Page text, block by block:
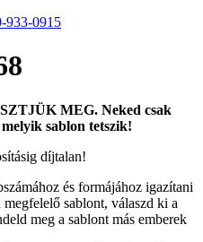
933-0915
MEG. Neked csak
sablon tetszik!
díjtalan!
és formájához igazítani
megfelelő sablont, válaszd ki a
meg a sablont más emberek